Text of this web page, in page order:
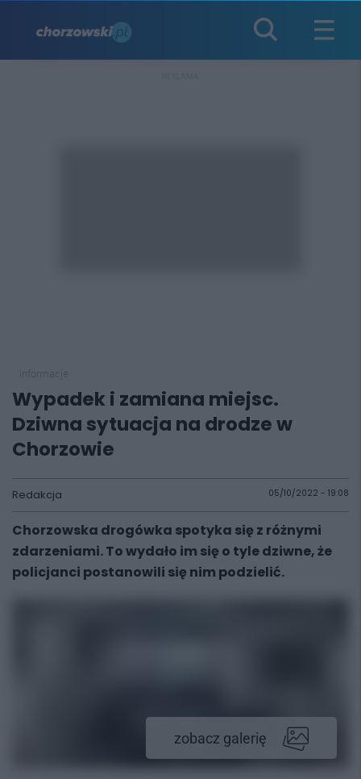
Wypadek i zamiana miejsc.
Dziwna sytuacja na drodze w
Chorzowie
Redakcja 05/10/2022 - 19:08
Chorzowska drogówka spotyka się z różnymi
zdarzeniami. To wydało im się o tyle dziwne, że
policjanci postanowili się nim podzielić.
zobacz galerię